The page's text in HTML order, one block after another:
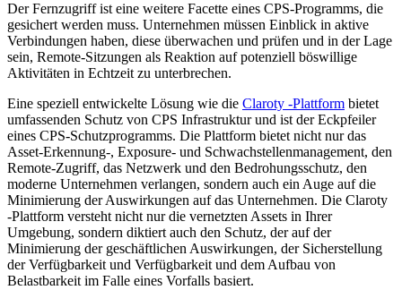
Der Fernzugriff ist eine weitere Facette eines CPS-Programms, die
gesichert werden muss. Unternehmen müssen Einblick in aktive
Verbindungen haben, diese überwachen und prüfen und in der Lage
sein, Remote-Sitzungen als Reaktion auf potenziell böswillige
Aktivitäten in Echtzeit zu unterbrechen.
Eine speziell entwickelte Lösung wie die Claroty -Plattform bietet
umfassenden Schutz von CPS Infrastruktur und ist der Eckpfeiler
eines CPS-Schutzprogramms. Die Plattform bietet nicht nur das
Asset-Erkennung-, Exposure- und Schwachstellenmanagement, den
Remote-Zugriff, das Netzwerk und den Bedrohungsschutz, den
moderne Unternehmen verlangen, sondern auch ein Auge auf die
Minimierung der Auswirkungen auf das Unternehmen. Die Claroty
-Plattform versteht nicht nur die vernetzten Assets in Ihrer
Umgebung, sondern diktiert auch den Schutz, der auf der
Minimierung der geschäftlichen Auswirkungen, der Sicherstellung
der Verfügbarkeit und Verfügbarkeit und dem Aufbau von
Belastbarkeit im Falle eines Vorfalls basiert.